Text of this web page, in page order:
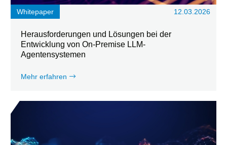
Whitepaper 12.03.2026
Herausforderungen und Lösungen bei der
Entwicklung von On-Premise LLM-
Agentensystemen
Mehr erfahren